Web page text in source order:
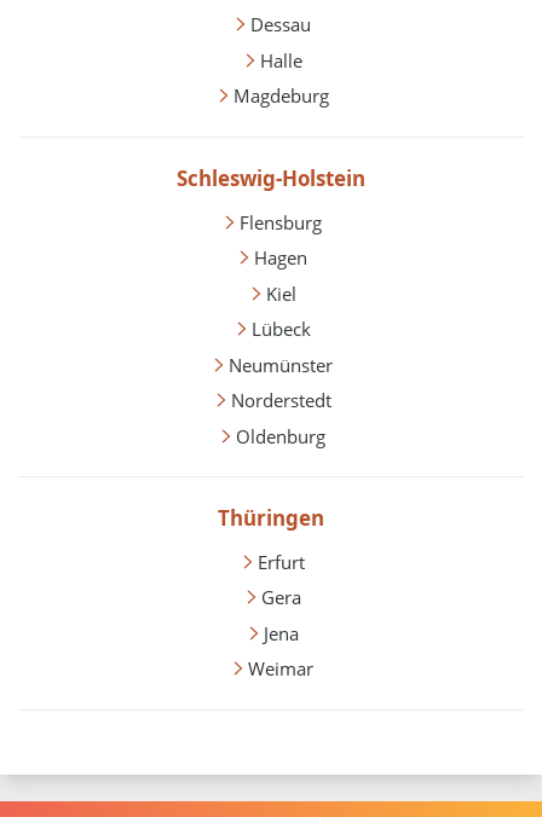
Dessau
Halle
Magdeburg
Schleswig-Holstein
Flensburg
Hagen
Kiel
Lübeck
Neumünster
Norderstedt
Oldenburg
Thüringen
Erfurt
Gera
Jena
Weimar